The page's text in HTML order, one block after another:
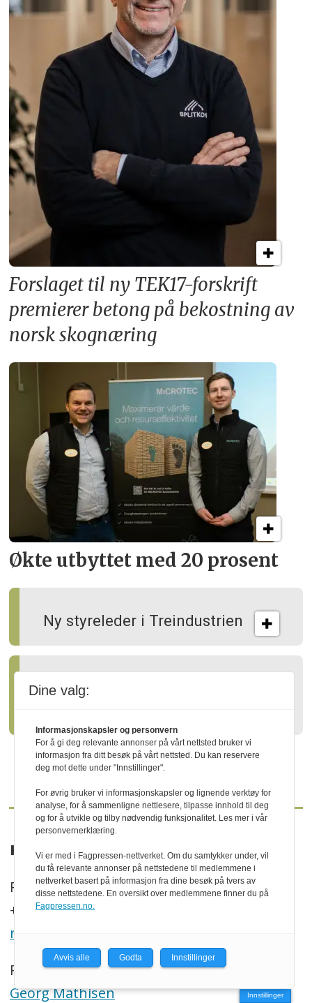
Forslaget til ny TEK17-forskrift
premierer betong på bekostning av
norsk skognæring
Økte utbyttet med 20 prosent
Ny styreleder i Treindustrien
Slik kan skogen gagne både
KONTAKT
P.b. 130, N-2261 Kirkenær
+47 469 41 000
redaksjonen@trenytt.no
Redaktør:
Georg Mathisen
Innstillinger
Dine valg:
Informasjonskapsler og personvern
For å gi deg relevante annonser på vårt nettsted bruker vi
informasjon fra ditt besøk på vårt nettsted. Du kan reservere
deg mot dette under "Innstillinger".
For øvrig bruker vi informasjonskapsler og lignende verktøy for
analyse, for å sammenligne nettlesere, tilpasse innhold til deg
og for å utvikle og tilby nødvendig funksjonalitet. Les mer i vår
personvernerklæring.
Vi er med i Fagpressen-nettverket. Om du samtykker under, vil
du få relevante annonser på nettstedene til medlemmene i
nettverket basert på informasjon fra dine besøk på tvers av
disse nettstedene. En oversikt over medlemmene finner du på
Fagpressen.no.
Avvis alle Godta Innstillinger